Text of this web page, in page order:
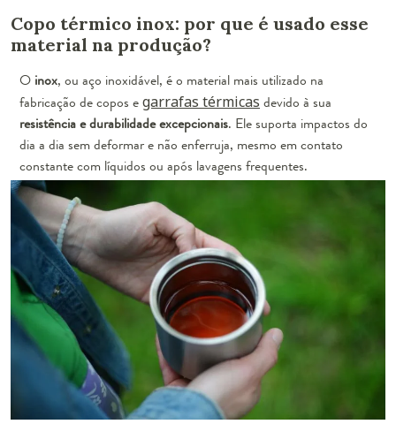
Copo térmico inox: por que é usado esse
material na produção?
O inox, ou aço inoxidável, é o material mais utilizado na
fabricação de copos egarrafas térmicas devido à sua
resistência e durabilidade excepcionais. Ele suporta impactos do
dia a dia sem deformar e não enferruja, mesmo em contato
constante com líquidos ou após lavagens frequentes.